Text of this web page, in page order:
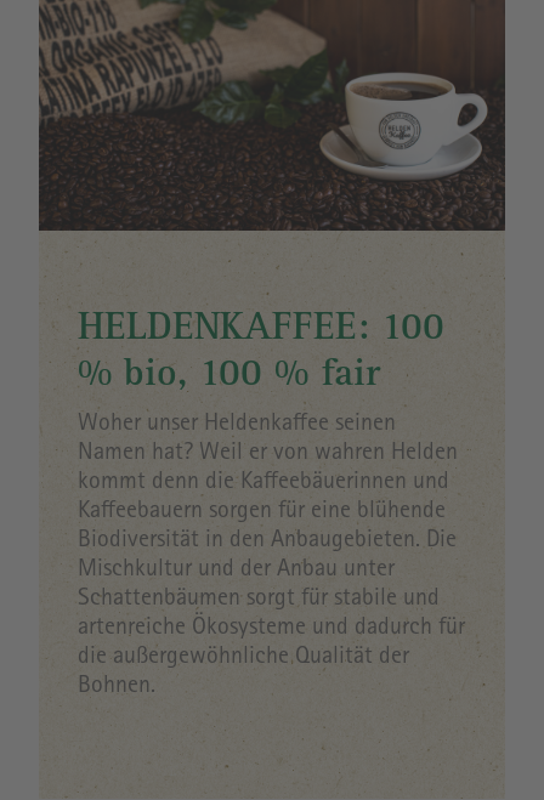
HELDENKAFFEE: 100
% bio, 100 % fair
Woher unser Heldenkaffee seinen
Namen hat? Weil er von wahren Helden
kommt denn die Kaffeebäuerinnen und
Kaffeebauern sorgen für eine blühende
Biodiversität in den Anbaugebieten. Die
Mischkultur und der Anbau unter
Schattenbäumen sorgt für stabile und
artenreiche Ökosysteme und dadurch für
die außergewöhnliche Qualität der
Bohnen.